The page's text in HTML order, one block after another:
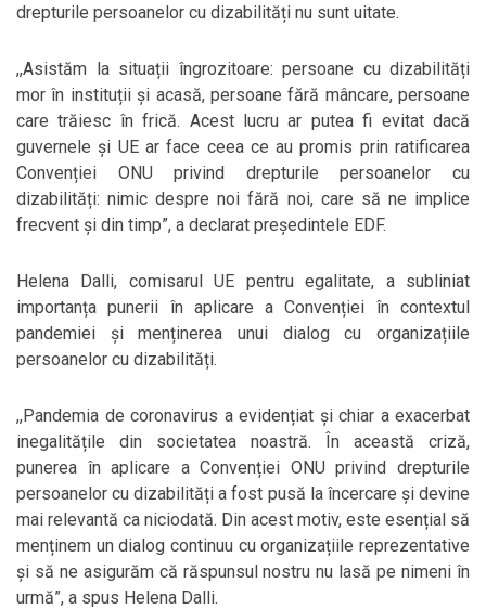
drepturile persoanelor cu dizabilități nu sunt uitate.
,,Asistăm la situații îngrozitoare: persoane cu dizabilități
mor în instituții și acasă, persoane fără mâncare, persoane
care trăiesc în frică. Acest lucru ar putea fi evitat dacă
guvernele și UE ar face ceea ce au promis prin ratificarea
Convenției ONU privind drepturile persoanelor cu
dizabilități: nimic despre noi fără noi, care să ne implice
frecvent și din timp”, a declarat președintele EDF.
Helena Dalli, comisarul UE pentru egalitate, a subliniat
importanța punerii în aplicare a Convenției în contextul
pandemiei și menținerea unui dialog cu organizațiile
persoanelor cu dizabilități.
,,Pandemia de coronavirus a evidențiat și chiar a exacerbat
inegalitățile din societatea noastră. În această criză,
punerea în aplicare a Convenției ONU privind drepturile
persoanelor cu dizabilități a fost pusă la încercare și devine
mai relevantă ca niciodată. Din acest motiv, este esențial să
menținem un dialog continuu cu organizațiile reprezentative
și să ne asigurăm că răspunsul nostru nu lasă pe nimeni în
urmă”, a spus Helena Dalli.